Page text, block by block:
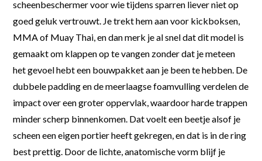
scheenbeschermer voor wie tijdens sparren liever niet op
goed geluk vertrouwt. Je trekt hem aan voor kickboksen,
MMA of Muay Thai, en dan merk je al snel dat dit model is
gemaakt om klappen op te vangen zonder dat je meteen
het gevoel hebt een bouwpakket aan je been te hebben. De
dubbele padding en de meerlaagse foamvulling verdelen de
impact over een groter oppervlak, waardoor harde trappen
minder scherp binnenkomen. Dat voelt een beetje alsof je
scheen een eigen portier heeft gekregen, en dat is in de ring
best prettig. Door de lichte, anatomische vorm blijf je